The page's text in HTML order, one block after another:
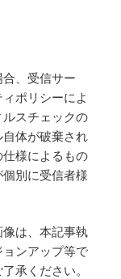
、受信サー
ポリシーによ
スチェックの
体が破棄され
様によるもの
別に受信者様
は、本記事執
ンアップ等で
承ください。